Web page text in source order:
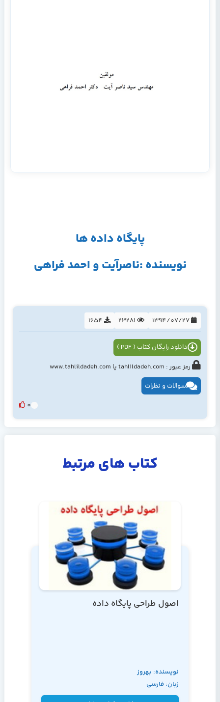
پایگاه داده ها
نویسنده :ناصرآیت و احمد فراهی
1394/07/27
1654
دانلود رایگان کتاب ( PDF )
رمز عبور : tahlildadeh.com یا www.tahlildadeh.com
سوالات و نظرات
0
کتاب های مرتبط
اصول طراحی پایگاه داده
نویسنده: بهروز
معصومی
زبان: فارسی